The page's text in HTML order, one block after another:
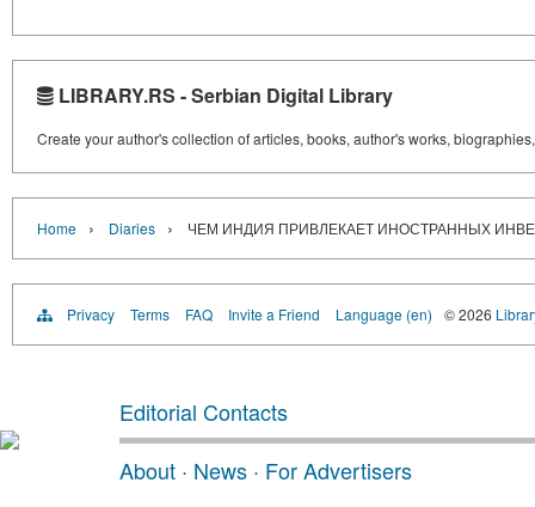
LIBRARY.RS - Serbian Digital Library
Create your author's collection of articles, books, author's works,
Home › Diaries › ЧЕМ ИНДИЯ ПРИВЛЕКАЕТ ИНОСТРАННЫХ
Privacy Terms FAQ Invite a Friend Language (en) © 2026
Editorial Contacts
About · News · For Advertisers